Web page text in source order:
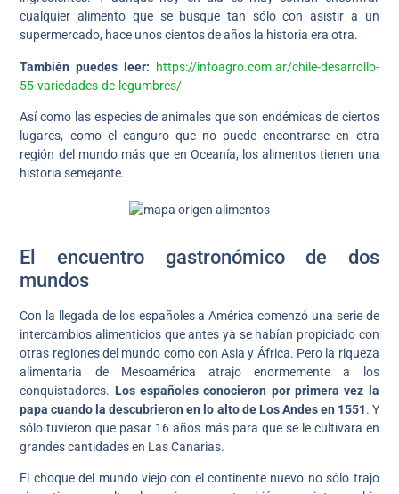
cualquier alimento que se busque tan sólo con asistir a un
supermercado, hace unos cientos de años la historia era otra.
También puedes leer: https://infoagro.com.ar/chile-desarrollo-
55-variedades-de-legumbres/
Así como las especies de animales que son endémicas de ciertos
lugares, como el canguro que no puede encontrarse en otra
región del mundo más que en Oceanía, los alimentos tienen una
historia semejante.
El encuentro gastronómico de dos
mundos
Con la llegada de los españoles a América comenzó una serie de
intercambios alimenticios que antes ya se habían propiciado con
otras regiones del mundo como con Asia y África. Pero la riqueza
alimentaria de Mesoamérica atrajo enormemente a los
conquistadores. Los españoles conocieron por primera vez la
papa cuando la descubrieron en lo alto de Los Andes en 1551. Y
sólo tuvieron que pasar 16 años más para que se le cultivara en
grandes cantidades en Las Canarias.
El choque del mundo viejo con el continente nuevo no sólo trajo